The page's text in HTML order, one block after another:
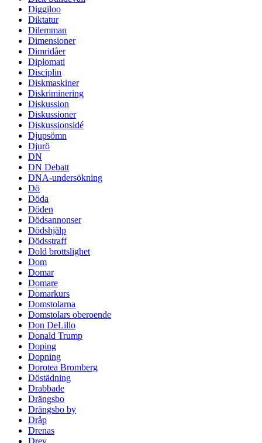
Diggiloo
Diktatur
Dilemman
Dimensioner
Dimridåer
Diplomati
Disciplin
Diskmaskiner
Diskriminering
Diskussion
Diskussioner
Diskussionsidé
Djupsömn
Djurö
DN
DN Debatt
DNA-undersökning
Dö
Döda
Döden
Dödsannonser
Dödshjälp
Dödsstraff
Dold brottslighet
Dom
Domar
Domare
Domarkurs
Domstolarna
Domstolars oberoende
Don DeLillo
Donald Trump
Doping
Dopning
Dorotea Bromberg
Döstädning
Drabbade
Drängsbo
Drängsbo by
Dråp
Drenas
Drev